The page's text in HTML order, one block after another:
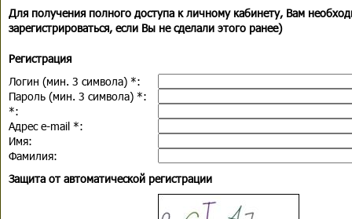
Для получения полного доступа к личному кабинету, Вам
зарегистрироваться, если Вы не сделали этого ранее)
Регистрация
Логин (мин. 3 символа) *:
Пароль (мин. 3 символа) *:
*:
Адрес e-mail *:
Имя:
Фамилия:
Защита от автоматической регистрации